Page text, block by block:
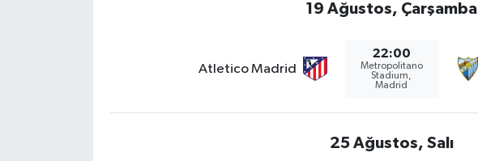
19 Ağustos, Çarşamba
Atletico Madrid
22:00
Metropolitano
Stadium,
Madrid
25 Ağustos, Salı